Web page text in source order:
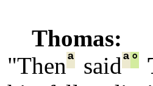
Thomas:
"Thenª saidª°